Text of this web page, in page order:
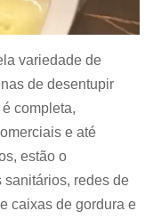
variedade de
de desentupir
completa,
e até
estão o
sanitários, redes de
caixas de gordura e